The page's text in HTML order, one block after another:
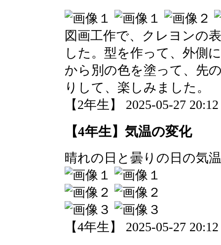
図画工作で、クレヨンの
した。型を作って、外側
から別の色を塗って、先
りして、楽しみました。
【2年生】 2025-05-27
【4年生】気温の変化
晴れの日と曇りの日の気
【4年生】 2025-05-27